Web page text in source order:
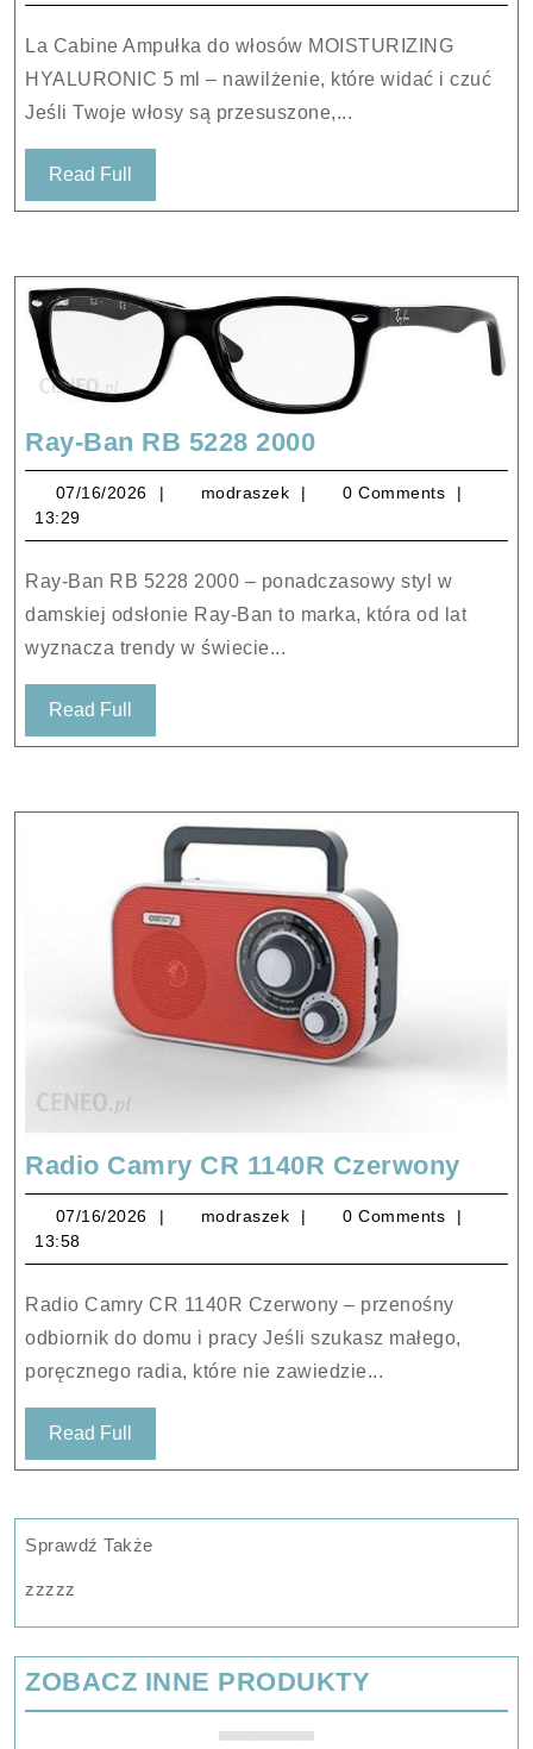
La Cabine Ampułka do włosów MOISTURIZING
HYALURONIC 5 ml – nawilżenie, które widać i czuć
Jeśli Twoje włosy są przesuszone,...
Read Full
Full
Ray-Ban RB 5228 2000Ray-
Ban
RB
5228
07/16/2026 07/16/2026
modraszek modraszek
0 Comments
13:29
Ray-Ban RB 5228 2000 – ponadczasowy styl w
damskiej odsłonie Ray-Ban to marka, która od lat
wyznacza trendy w świecie...
Read Full
Full
Radio Camry CR 1140R CzerwonyRadio
CR
07/16/2026 07/16/2026
modraszek modraszek
0 Comments
13:58
Radio Camry CR 1140R Czerwony – przenośny
odbiornik do domu i pracy Jeśli szukasz małego,
poręcznego radia, które nie zawiedzie...
Read Full
Full
Sprawdź Także
zzzzz
ZOBACZ INNE PRODUKTY